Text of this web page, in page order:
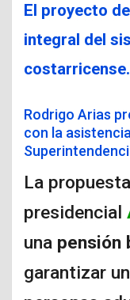
El proyecto
integral del
costarricense.
Rodrigo Arias
con la
La
presidencial
una pensión
garantizar